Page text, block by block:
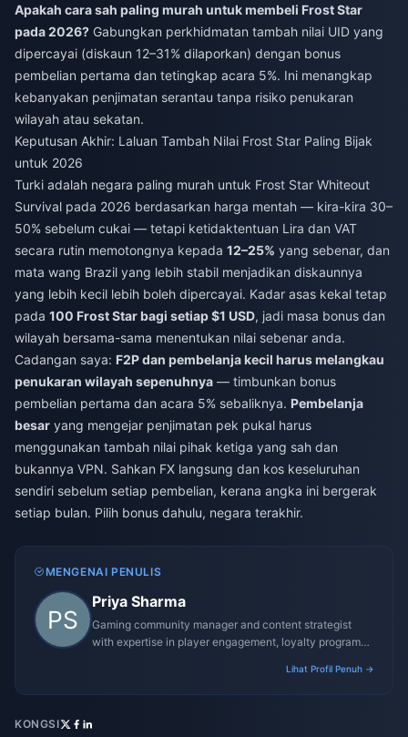
Apakah cara sah paling murah untuk membeli Frost Star
pada 2026? Gabungkan perkhidmatan tambah nilai UID yang
dipercayai (diskaun 12–31% dilaporkan) dengan bonus
pembelian pertama dan tetingkap acara 5%. Ini menangkap
kebanyakan penjimatan serantau tanpa risiko penukaran
wilayah atau sekatan.
Keputusan Akhir: Laluan Tambah Nilai Frost Star Paling Bijak
untuk 2026
Turki adalah negara paling murah untuk Frost Star Whiteout
Survival pada 2026 berdasarkan harga mentah — kira-kira 30–
50% sebelum cukai — tetapi ketidaktentuan Lira dan VAT
secara rutin memotongnya kepada 12–25% yang sebenar, dan
mata wang Brazil yang lebih stabil menjadikan diskaunnya
yang lebih kecil lebih boleh dipercayai. Kadar asas kekal tetap
pada 100 Frost Star bagi setiap $1 USD, jadi masa bonus dan
wilayah bersama-sama menentukan nilai sebenar anda.
Cadangan saya: F2P dan pembelanja kecil harus melangkau
penukaran wilayah sepenuhnya — timbunkan bonus
pembelian pertama dan acara 5% sebaliknya. Pembelanja
besar yang mengejar penjimatan pek pukal harus
menggunakan tambah nilai pihak ketiga yang sah dan
bukannya VPN. Sahkan FX langsung dan kos keseluruhan
sendiri sebelum setiap pembelian, kerana angka ini bergerak
setiap bulan. Pilih bonus dahulu, negara terakhir.
MENGENAI PENULIS
Priya Sharma
Gaming community manager and content strategist
with expertise in player engagement, loyalty programs,
Lihat Profil Penuh →
KONGSI